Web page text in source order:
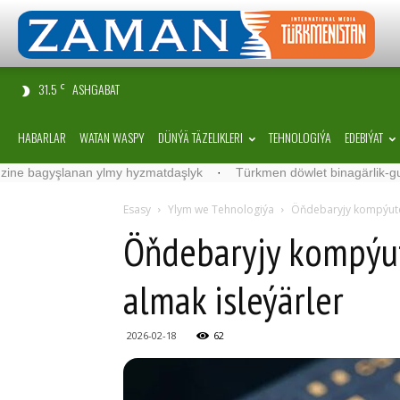
31.5 C ASHGABAT
HABARLAR WATAN WASPY DÜNÝÄ TÄZELIKLERI TEHNOLOGIÝA EDEBIÝAT
ylmy hyzmatdaşlyk · Türkmen döwlet binagärlik-gurluşyk
Esasy Ylym we Tehnologiýa Öňdebaryjy
Öňdebaryjy
almak isleýärler
2026-02-18 62